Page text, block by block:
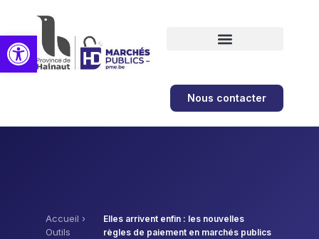
Nous contacter
Accueil ›
Outils
Elles arrivent enfin : les nouvelles
règles de paiement en marchés publics
Ouvrir la barre d’outils